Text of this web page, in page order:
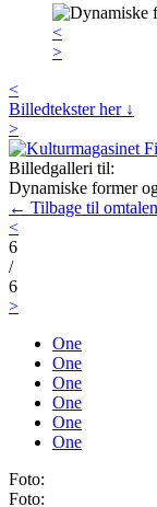
<
>
<
Billedtekster her ↓
>
Billedgalleri til:
Dynamiske former
← Tilbage til omtalen
<
6
/
6
>
One
One
One
One
One
One
Foto:
Foto: